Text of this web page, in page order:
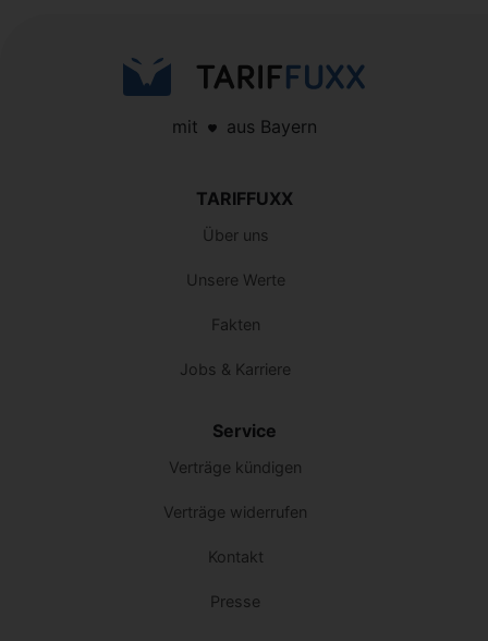
mit aus Bayern
TARIFFUXX
Über uns
Unsere Werte
Fakten
Jobs & Karriere
Service
Verträge kündigen
Verträge widerrufen
Kontakt
Presse